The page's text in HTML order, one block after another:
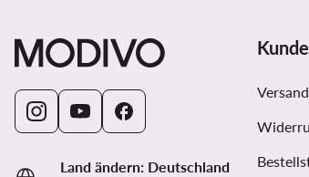
Land ändern: Deutschland